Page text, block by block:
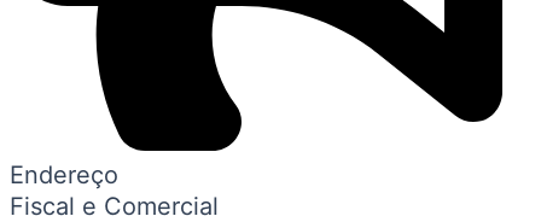
Endereço
Fiscal e Comercial